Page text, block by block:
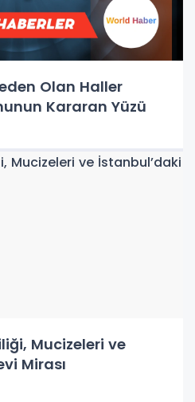
Olan Haller
Kararan Yüzü
Mucizeleri ve
Mirası